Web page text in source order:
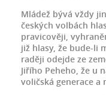
Mládež bývá vždy
českých volbách
pravicověji,
již hlasy, že bude-li
raději odejde ze
Jiřího Peheho, že u
voličská generace a